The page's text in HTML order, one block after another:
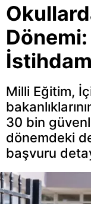
Milli Eğitim,
30 bin
dönemdeki
başvuru